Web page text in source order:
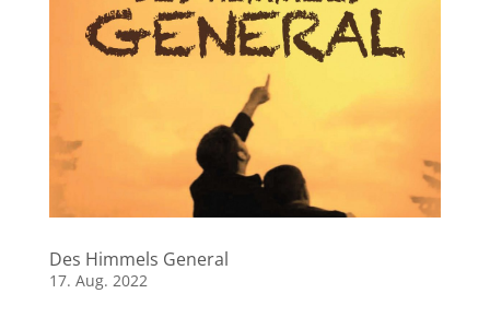
Des Himmels General
17. Aug. 2022